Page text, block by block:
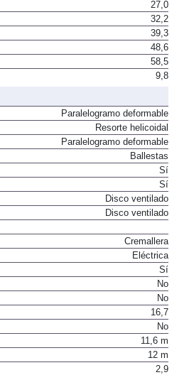
27,0
32,2
39,3
48,6
58,5
9,8
Paralelogramo deformable
Resorte helicoidal
Paralelogramo deformable
Ballestas
Sí
Sí
Disco ventilado
Disco ventilado
Cremallera
Eléctrica
Sí
No
No
16,7
No
11,6 m
12 m
2,9